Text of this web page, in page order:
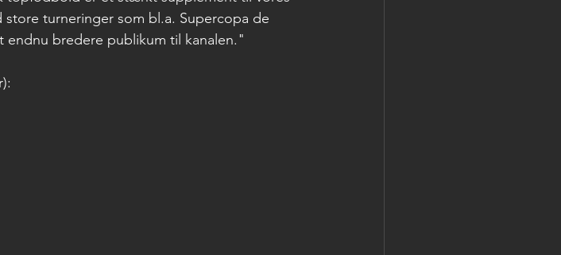
turneringer som bl.a. Supercopa de
endnu bredere publikum til kanalen."